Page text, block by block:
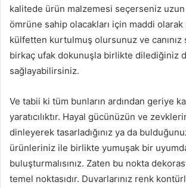
kalitede ürün malzemesi seçerseniz uzun
ömrüne sahip olacakları için maddi
külfetten kurtulmuş olursunuz ve canınız
birkaç ufak dokunuşla birlikte dilediğiniz
sağlayabilirsiniz.
Ve tabii ki tüm bunların ardından geriye
yaratıcılıktır. Hayal gücünüzün ve
dinleyerek tasarladığınız ya da
ürünleriniz ile birlikte yumuşak bir
buluşturmalısınız. Zaten bu nokta
temel noktasıdır. Duvarlarınız renk